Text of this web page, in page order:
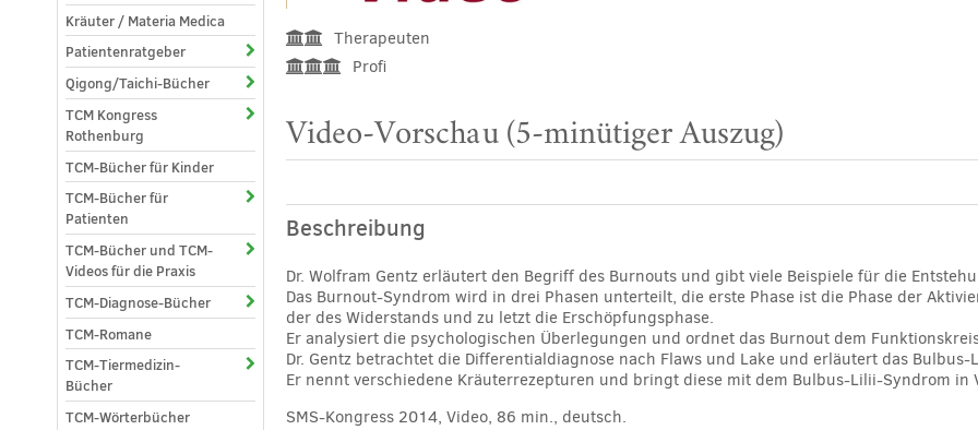
Therapeuten
Profi
Video-Vorschau (5-minütiger Auszug)
Beschreibung
Dr. Wolfram Gentz erläutert den Begriff des Burnouts und gibt viele Beispiele für die
Das Burnout-Syndrom wird in drei Phasen unterteilt, die erste Phase ist die Phase der
der des Widerstands und zu letzt die Erschöpfungsphase.
Er analysiert die psychologischen Überlegungen und ordnet das Burnout dem
Dr. Gentz betrachtet die Differentialdiagnose nach Flaws und Lake und erläutert das
Er nennt verschiedene Kräuterrezepturen und bringt diese mit dem Bulbus-Lilii-Syndrom in
SMS-Kongress 2014, Video, 86 min., deutsch.
Kräuter / Materia Medica
Patientenratgeber
Qigong/Taichi-Bücher
TCM Kongress
Rothenburg
TCM-Bücher für Kinder
TCM-Bücher für
Patienten
TCM-Bücher und TCM-
Videos für die Praxis
TCM-Diagnose-Bücher
TCM-Romane
TCM-Tiermedizin-
Bücher
TCM-Wörterbücher